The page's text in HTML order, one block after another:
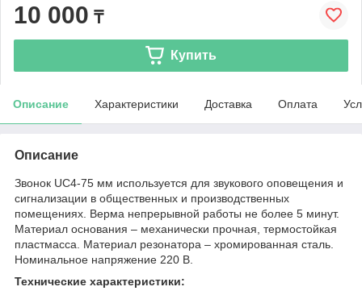
10 000 ₸
Купить
Описание Характеристики Доставка Оплата
Описание
Звонок UC4-75 мм используется для звукового оповещения и
сигнализации в общественных и производственных
помещениях. Верма непрерывной работы не более 5 минут.
Материал основания – механически прочная, термостойкая
пластмасса. Материал резонатора – хромированная сталь.
Номинальное напряжение 220 В.
Технические характеристики: